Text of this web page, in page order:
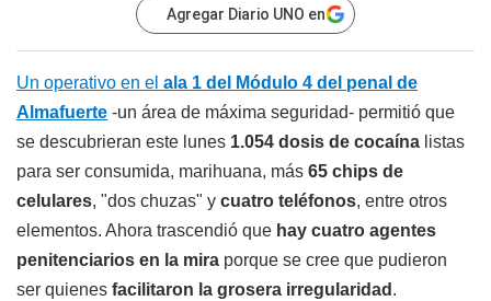
Agregar Diario UNO en
Un operativo en el ala 1 del Módulo 4 del penal de
Almafuerte -un área de máxima seguridad- permitió que
se descubrieran este lunes 1.054 dosis de cocaína listas
para ser consumida, marihuana, más 65 chips de
celulares, "dos chuzas" y cuatro teléfonos, entre otros
elementos. Ahora trascendió que hay cuatro agentes
penitenciarios en la mira porque se cree que pudieron
ser quienes facilitaron la grosera irregularidad .